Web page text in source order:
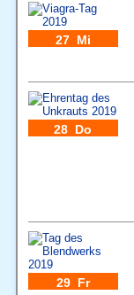
27 Mi
28 Do
29 Fr